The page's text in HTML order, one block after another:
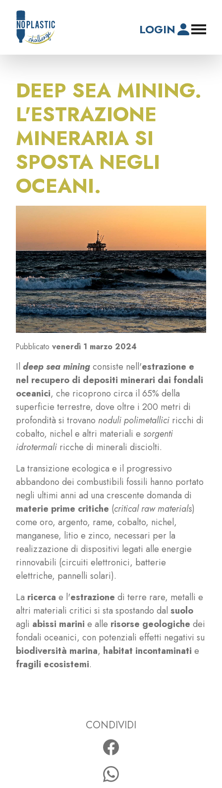
LOGIN
DEEP SEA MINING.
L'ESTRAZIONE
MINERARIA SI
SPOSTA NEGLI
OCEANI.
Pubblicato venerdì 1 marzo 2024
Il deep sea miningconsiste nell'estrazione e
nel recupero di depositi minerari dai fondali
oceanici, che ricoprono circa il 65% della
superficie terrestre, dove oltre i 200 metri di
profondità si trovano noduli polimetallici ricchi di
cobalto, nichel e altri materiali e sorgenti
idrotermali ricche di minerali disciolti.
La transizione ecologica e il progressivo
abbandono dei combustibili fossili hanno portato
negli ultimi anni ad una crescente domanda di
materie prime critiche (critical raw materials)
come oro, argento, rame, cobalto, nichel,
manganese, litio e zinco, necessari per la
realizzazione di dispositivi legati alle energie
rinnovabili (circuiti elettronici, batterie
elettriche, pannelli solari).
La ricerca e l'estrazione di terre rare, metalli e
altri materiali critici si sta spostando dal suolo
agli abissi marini e alle risorse geologiche dei
fondali oceanici, con potenziali effetti negativi su
biodiversità marina, habitat incontaminati e
fragili ecosistemi.
CONDIVIDI